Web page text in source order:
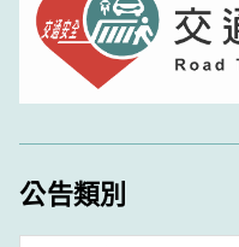
公告類別